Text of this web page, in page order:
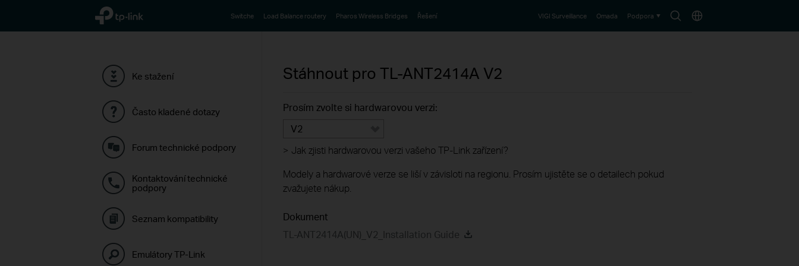
TP-Link, Reliably Smart
SearchChoose
Switche Load Balance routery Pharos Wireless Bridges Řešení VIGI Surveillance Omada Podpora
Ke stažení
Často kladené dotazy
Forum technické podpory
Kontaktování technické
podpory
Seznam kompatibility
Emulátory TP-Link
Stáhnout pro TL-ANT2414A V2
Prosím zvolte si hardwarovou verzi:
V2
> Jak zjisti hardwarovou verzi vašeho TP-Link zařízení?
Modely a hardwarové verze se liší v závisloti na regionu. Prosím ujistěte se o detailech pokud
zvažujete nákup.
Dokument
TL-ANT2414A(UN)_V2_Installation Guide